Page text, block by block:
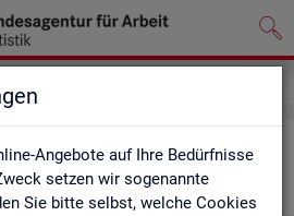
Angebote auf Ihre Bedürfnisse
setzen wir sogenannte
Sie bitte selbst, welche Cookies
im Über­blick